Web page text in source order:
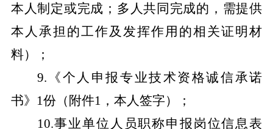
本人制定或完成；多人共同完成的，需提供
本人承担的工作及发挥作用的相关证明材
料）；
9. 《个人申报专业技术资格诚信承诺
书》 1份（附件1 ，本人签字）；
10.事业单位人员职称申报岗位信息表